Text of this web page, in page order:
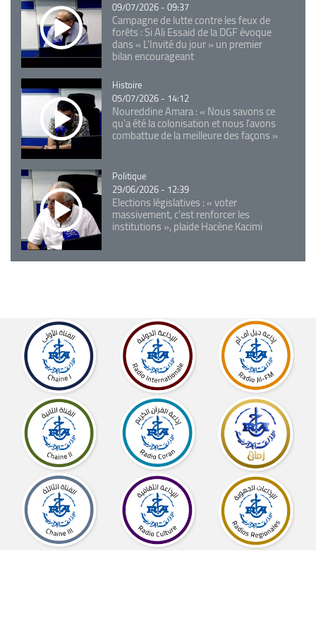
09/07/2026 - 09:37
Campagne de lutte contre les feux de
forêts : Si Ali Essaid de la DGF évoque
dans « L'Invité du jour » un premier
bilan encourageant
Catégorie
Histoire
05/07/2026 - 14:12
Noureddine Amara : « Nous savons ce
qu’a été la colonisation et nous l’avons
combattue de la meilleure des façons »
Catégorie
Politique
29/06/2026 - 12:39
Elections législatives : « voter
massivement, c'est renforcer les
institutions », plaide Hacène Kacimi